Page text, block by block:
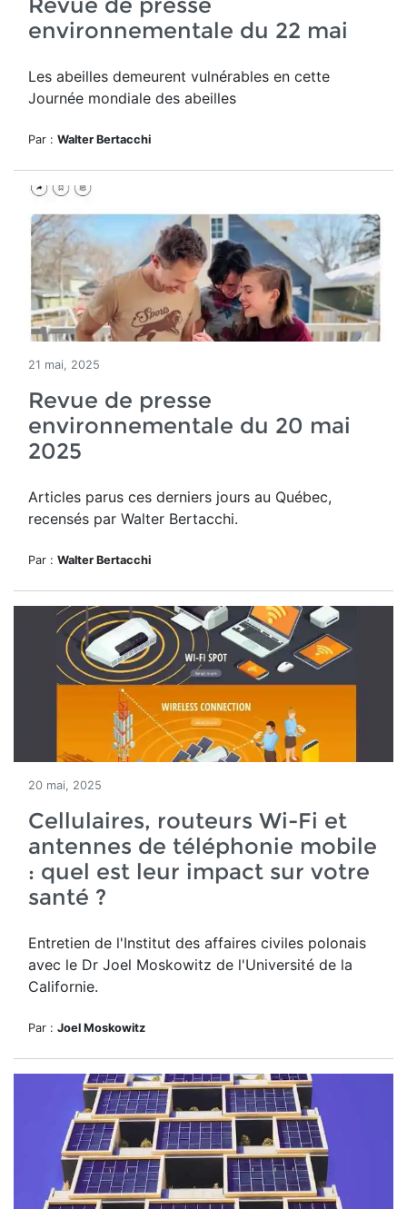
environnementale du 22 mai
Les abeilles demeurent vulnérables en cette
Journée mondiale des abeilles
Par : Walter Bertacchi
21 mai, 2025
Revue de presse
environnementale du 20 mai
2025
Articles parus ces derniers jours au Québec,
recensés par Walter Bertacchi.
Par : Walter Bertacchi
20 mai, 2025
Cellulaires, routeurs Wi-Fi et
antennes de téléphonie mobile
: quel est leur impact sur votre
santé ?
Entretien de l'Institut des affaires civiles polonais
avec le Dr Joel Moskowitz de l'Université de la
Californie.
Par : Joel Moskowitz